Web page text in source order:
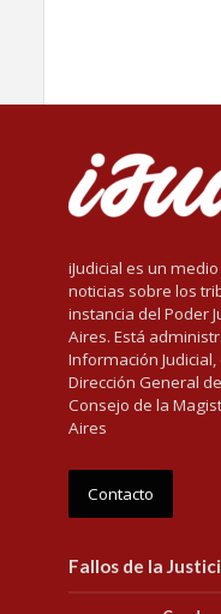
iJudicial es un
noticias sobre los
instancia del Poder
Aires. Está
Información
Dirección General
Consejo de la
Aires
Contacto
Fallos de la